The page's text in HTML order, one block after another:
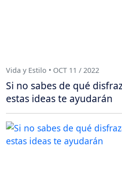
Vida y Estilo • OCT 11 / 2022
Si no sabes de qué
estas ideas te ayudarán